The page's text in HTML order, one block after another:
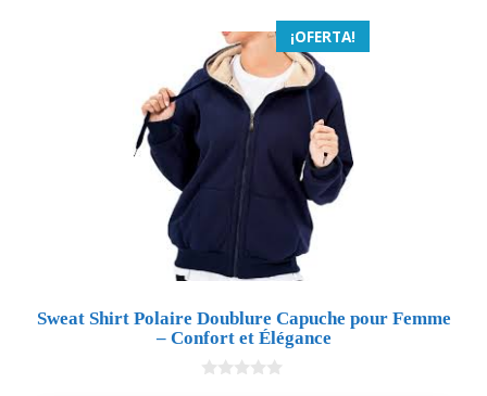
¡OFERTA!
Sweat Shirt Polaire Doublure Capuche pour Femme
– Confort et Élégance